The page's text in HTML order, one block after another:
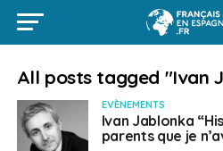
All posts tagged "Ivan
EVÈNEMENTS
Ivan Jablonka
parents que je